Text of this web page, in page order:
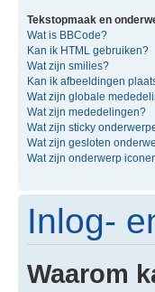
Tekstopmaak en
Wat is BBCode?
Kan ik HTML gebruiken?
Wat zijn smilies?
Kan ik afbeeldingen
Wat zijn globale
Wat zijn mededelingen?
Wat zijn sticky
Wat zijn gesloten
Wat zijn onderwerp
Inlog-
Waarom